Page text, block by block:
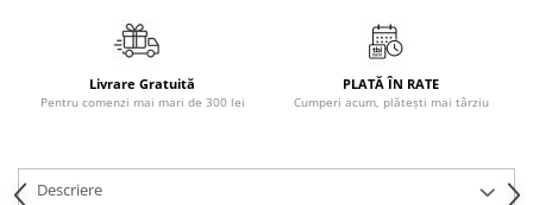
Biografii, Memorii, Jurnale
Carti erotice
Crime, Thriller, Mistery
Livrare Gratuită
Pentru comenzi mai mari de 300 lei
PLATĂ ÎN RATE
Cumperi acum, plătești mai târziu
Descriere